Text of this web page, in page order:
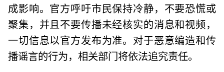
成影响。官方呼吁市民保持冷静，不要恐慌或
聚集，并且不要传播未经核实的消息和视频，
一切信息以官方发布为准。对于恶意编造和传
播谣言的行为，相关部门将依法追究责任。